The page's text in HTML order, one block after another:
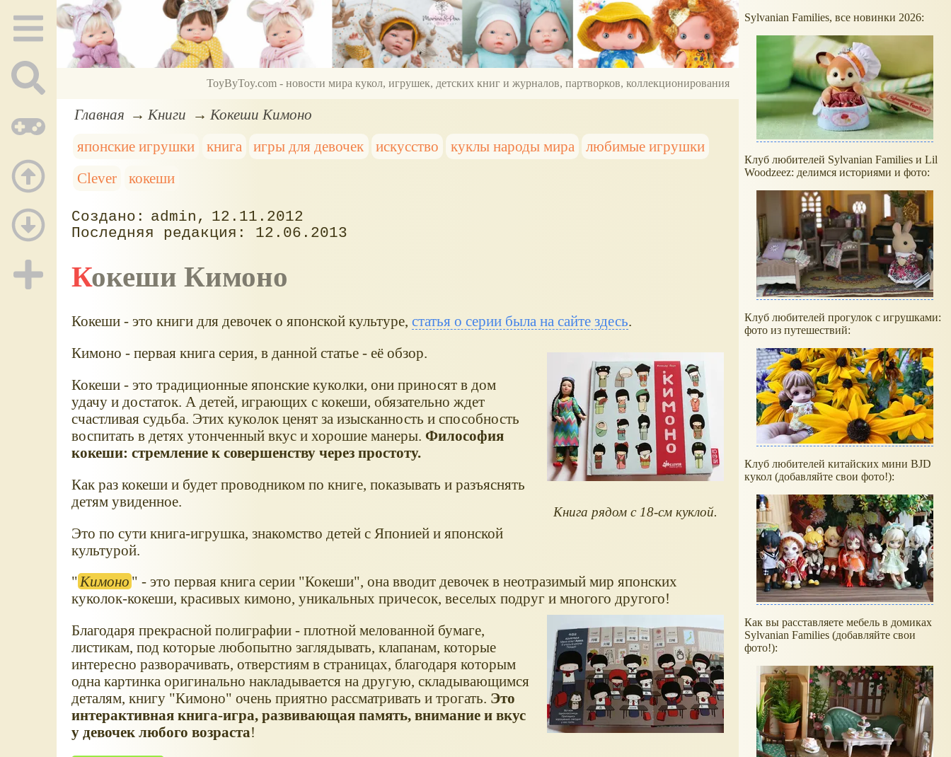
ToyByToy.com - новости мира кукол, игрушек, детских книг и журналов, партворков, коллекционирования
Главная Книги
Кокеши Кимоно
японские игрушки
книга игры для девочек искусство куклы народы мира
любимые игрушки
Clever
кокеши
admin
12.11.2012
12.06.2013
Кокеши Кимоно
Кокеши - это книги для девочек о японской культуре, статья о серии была на сайте здесь.
Кимоно - первая книга серия, в данной статье - её обзор.
Книга рядом с 18-см куклой.
Кокеши - это традиционные японские куколки, они приносят в дом
удачу и достаток. А детей, играющих с кокеши, обязательно ждет
счастливая судьба. Этих куколок ценят за изысканность и способность
воспитать в детях утонченный вкус и хорошие манеры. Философия
кокеши: стремление к совершенству через простоту.
Как раз кокеши и будет проводником по книге, показывать и разъяснять
детям увиденное.
Это по сути книга-игрушка, знакомство детей с Японией и японской
культурой.
" Кимоно" - это первая книга серии "Кокеши", она вводит девочек в неотразимый мир японских
куколок-кокеши, красивых кимоно, уникальных причесок, веселых подруг и многого другого!
Благодаря прекрасной полиграфии - плотной мелованной бумаге,
листикам, под которые любопытно заглядывать, клапанам, которые
интересно разворачивать, отверстиям в страницах, благодаря которым
одна картинка оригинально накладывается на другую, складывающимся
деталям, книгу "Кимоно" очень приятно рассматривать и трогать. Это
интерактивная книга-игра, развивающая память, внимание и вкус
у девочек любого возраста!
Sylvanian Families, все новинки 2026:
Клуб любителей Sylvanian Families и Lil
Woodzeez: делимся историями и фото:
Клуб любителей прогулок с игрушками:
фото из путешествий:
Клуб любителей китайских мини BJD
кукол (добавляйте свои фото!):
Как вы расставляете мебель в домиках
Sylvanian Families (добавляйте свои
фото!):